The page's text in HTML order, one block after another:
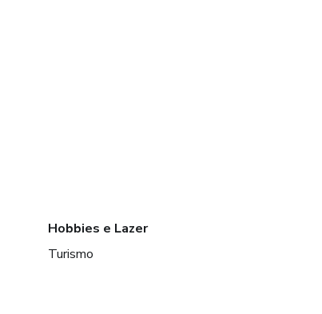
Hobbies e Lazer
Turismo